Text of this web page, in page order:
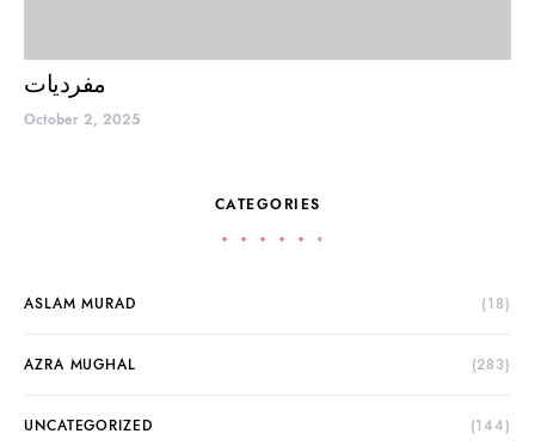
مفردیات
October 2, 2025
CATEGORIES
ASLAM MURAD (18)
AZRA MUGHAL (283)
UNCATEGORIZED (144)